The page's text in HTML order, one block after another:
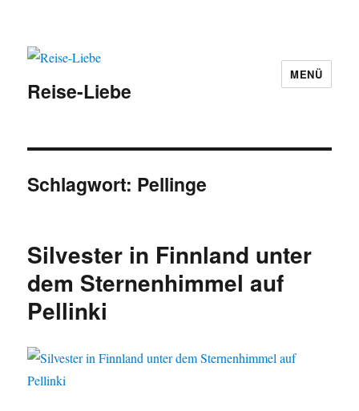
Reise-Liebe
MENÜ
Schlagwort: Pellinge
Silvester in Finnland unter
dem Sternenhimmel auf
Pellinki